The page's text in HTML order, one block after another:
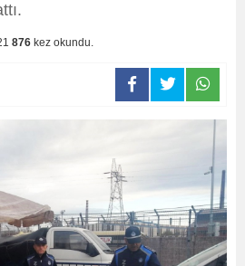
876 kez okundu.